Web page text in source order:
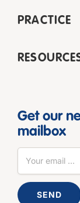
PRACTICE
Get our
mailbox
SEND